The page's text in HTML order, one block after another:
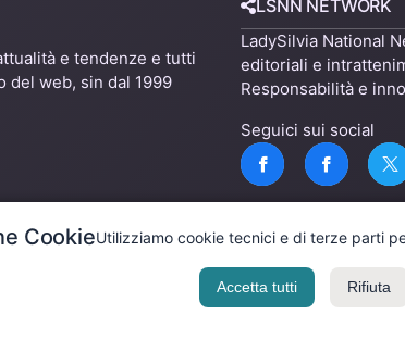
CookieUtilizziamo cookie tecnici e di terze parti
Accetta tutti Rifiuta
e tendenze e tutti
del web, sin dal 1999
LSNN NETWORK
LadySilvia National
editoriali e
Responsabilità e
Seguici sui social
Ladysilvia ®